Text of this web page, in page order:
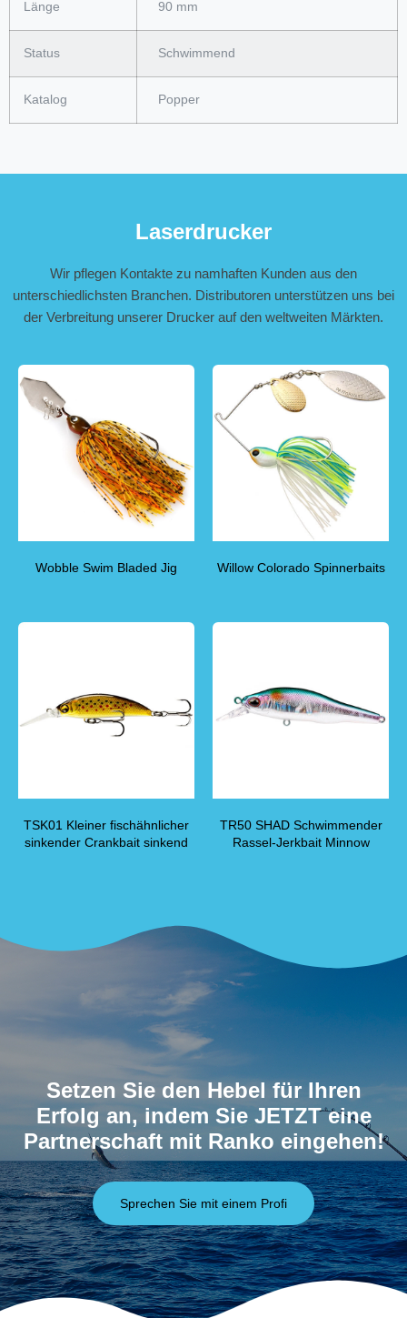
Länge 90 mm
Status Schwimmend
Katalog Popper
Laserdrucker
Wir pflegen Kontakte zu namhaften Kunden aus den
unterschiedlichsten Branchen. Distributoren unterstützen uns bei
der Verbreitung unserer Drucker auf den weltweiten Märkten.
Wobble Swim Bladed Jig Willow Colorado Spinnerbaits
TSK01 Kleiner fischähnlicher
sinkender Crankbait sinkend
TR50 SHAD Schwimmender
Rassel-Jerkbait Minnow
Setzen Sie den Hebel für Ihren
Erfolg an, indem Sie JETZT eine
Partnerschaft mit Ranko eingehen!
Sprechen Sie mit einem Profi